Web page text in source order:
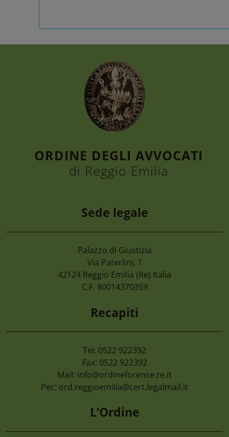
4 Agosto 2026
Cimone 2027 59° Campionato
Magistrati
ORDINE DEGLI AVVOCATI
di Reggio Emilia
Sede legale
Palazzo di Giustizia
Via Paterlini, 1
42124 Reggio Emilia (Re) Italia
C.F. 80014370359
Recapiti
Tel: 0522 922392
Fax: 0522 922392
Mail: info@ordineforense.re.it
Pec: ord.reggioemilia@cert.legalmail.it
L’Ordine